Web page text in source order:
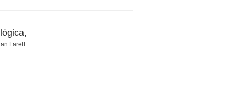
Farell